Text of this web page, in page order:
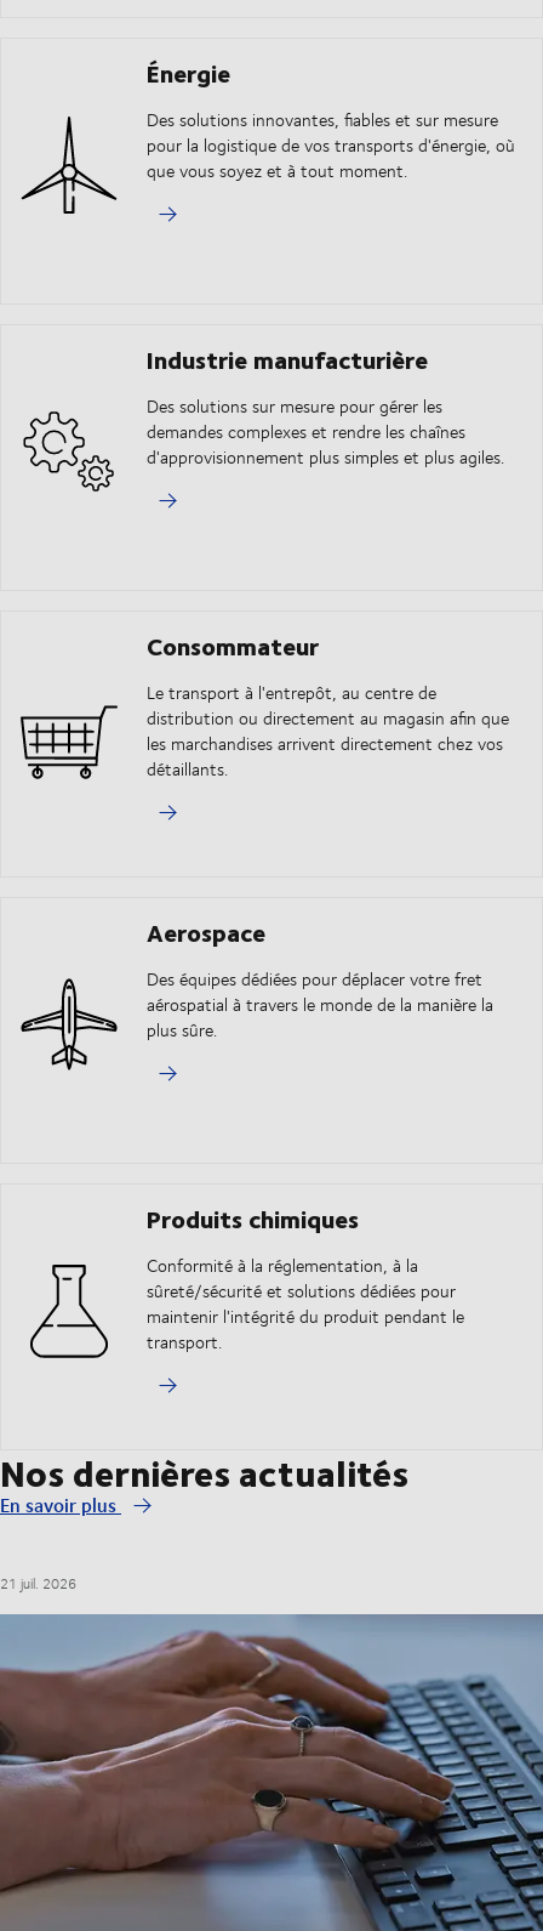
Énergie
Des solutions innovantes, fiables et sur mesure
pour la logistique de vos transports d'énergie, où
que vous soyez et à tout moment.
Industrie manufacturière
Des solutions sur mesure pour gérer les
demandes complexes et rendre les chaînes
d'approvisionnement plus simples et plus agiles.
Consommateur
Le transport à l'entrepôt, au centre de
distribution ou directement au magasin afin que
les marchandises arrivent directement chez vos
détaillants.
Aerospace
Des équipes dédiées pour déplacer votre fret
aérospatial à travers le monde de la manière la
plus sûre.
Produits chimiques
Conformité à la réglementation, à la
sûreté/sécurité et solutions dédiées pour
maintenir l'intégrité du produit pendant le
transport.
Nos dernières actualités
En savoir plus
21 juil. 2026